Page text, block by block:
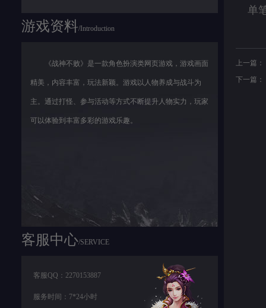
游戏资料/Introduction
《战神不败》是一款角色扮演类网页游戏，游戏画面
精美，内容丰富，玩法新颖。游戏以人物养成与战斗为
主。通过打怪、参与活动等方式不断提升人物实力，玩家
可以体验到丰富多彩的游戏乐趣。
客服中心/SERVICE
客服QQ：2270153887
服务时间：7*24小时
单
上一篇：
下一篇：